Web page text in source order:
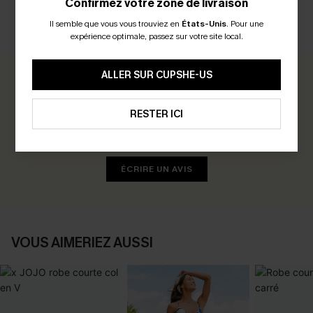
AVIS CLIENTS
Soyez le Premier à Donner Votre Avis
ÉCRIRE UN AVIS
VOUS AIMERIEZ AUSSI
Il semble que vous vous trouviez en États-Unis. Pour une
expérience optimale, passez sur votre site local.
ALLER SUR CUPSHE-US
RESTER ICI